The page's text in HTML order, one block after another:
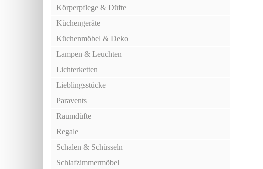
Körperpflege & Düfte
Küchengeräte
Küchenmöbel & Deko
Lampen & Leuchten
Lichterketten
Lieblingsstücke
Paravents
Raumdüfte
Regale
Schalen & Schüsseln
Schlafzimmermöbel